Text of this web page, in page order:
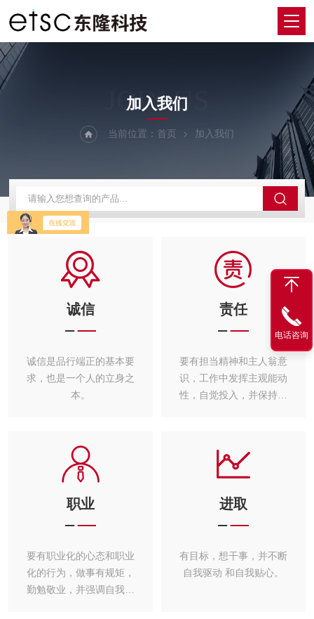
JOIN US
加入我们
当前位置： 首页 加入我们
诚信
诚信是品行端正的基本要
求，也是一个人的立身之
本。
责任
要有担当精神和主人翁意
识，工作中发挥主观能动
性，自觉投入，并保持工
职业
要有职业化的心态和职业
化的行为，做事有规矩，
勤勉敬业，并强调自我学
进取
有目标，想干事，并不断
自我驱动 和自我贴心。
电话咨询